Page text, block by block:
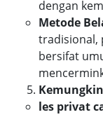
dengan
Metode
tradisional,
bersifat
les privat